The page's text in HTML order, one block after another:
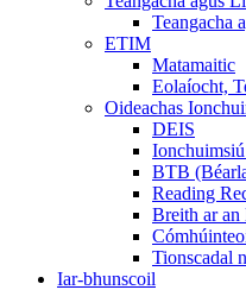
Teangacha
ETIM
Matamaitic
Eolaíocht,
Oideachas
DEIS
BTB
Reading
Breith ar an
Tionscadal
Iar-bhunscoil